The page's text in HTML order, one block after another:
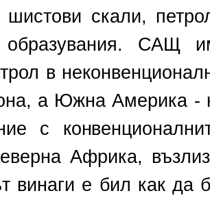
шистови скали,
образувания. САЩ
в
а Южна Америка -
с
Африка,
винаги е бил как да